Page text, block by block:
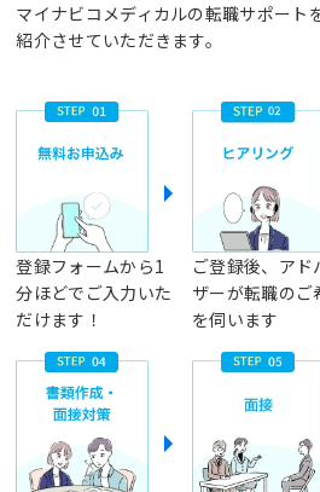
マイナビコメディカルの転職サポート
紹介させていただきます。
登録フォームから1
分ほどでご入力いた
だけます！
ご登録後、アド
ザーが転職のご
を伺います